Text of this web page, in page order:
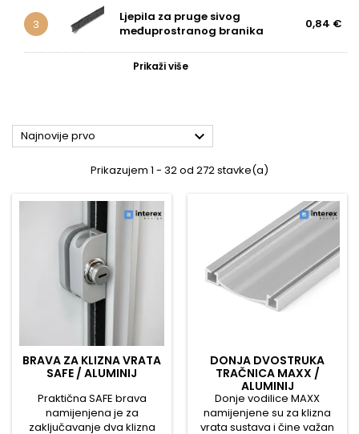
3
Ljepila za pruge sivog
međuprostranog branika
0,84 €
Prikaži više
Najnovije prvo 
Prikazujem 1 - 32 od 272 stavke(a)
BRAVA ZA KLIZNA VRATA
SAFE / ALUMINIJ
Praktična SAFE brava
namijenjena je za
zaključavanje dva klizna
DONJA DVOSTRUKA
TRAČNICA MAXX /
ALUMINIJ
Donje vodilice MAXX
namijenjene su za klizna
vrata sustava i čine važan